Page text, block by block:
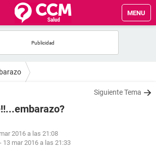
MENU
Siguiente Tema
2016 a las 21:08
- 13 mar 2016 a las 21:33